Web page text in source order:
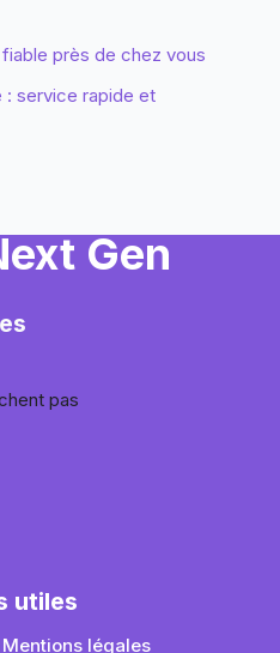
près de chez vous
: service rapide et
Gen
pas
utiles
Mentions légales